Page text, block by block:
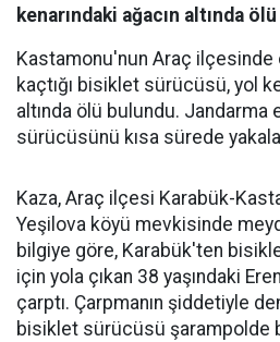
kenarındaki ağacın altında
Kastamonu'nun Araç ilçesinde
kaçtığı bisiklet sürücüsü, yol
altında ölü bulundu. Jandarma
sürücüsünü kısa sürede
Kaza, Araç ilçesi Karabük-
Yeşilova köyü mevkisinde
bilgiye göre, Karabük'ten
için yola çıkan 38 yaşındaki
çarptı. Çarpmanın şiddetiyle
bisiklet sürücüsü şarampolde